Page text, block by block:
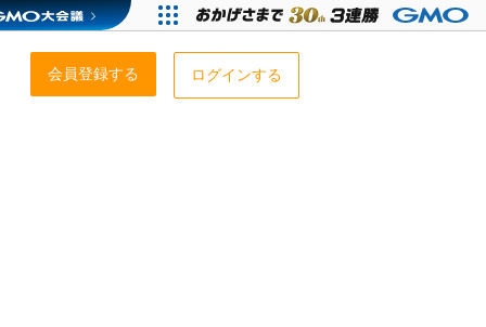
会員登録する ログインする